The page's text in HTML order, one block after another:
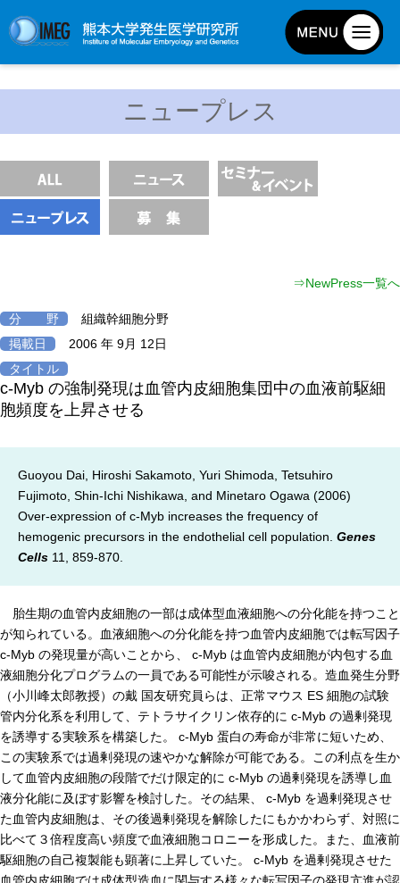
基本目標と基本方針
発生研の歴史
研究不正防止対策
災害対策
男女共同参画事業
研究分野紹介
ゲノム神経学分野
細胞医学分野
損傷修復分野
多能性幹細胞分野
組織幹細胞分野
幹細胞誘導分野
胎盤発生分野
脳発生分野
腎臓発生分野
生殖発生分野
ニュープレス
⇒NewPress一覧へ
分 野
組織幹細胞分野
掲載日
2006 年 9月 12日
タイトル
c-Myb の強制発現は血管内皮細胞集団中の血液前駆細
胞頻度を上昇させる
Guoyou Dai, Hiroshi Sakamoto, Yuri Shimoda, Tetsuhiro
Fujimoto, Shin-Ichi Nishikawa, and Minetaro Ogawa (2006)
Over-expression of c-Myb increases the frequency of
hemogenic precursors in the endothelial cell population. Genes
Cells 11, 859-870.
胎生期の血管内皮細胞の一部は成体型血液細胞への分化能を持つこと
が知られている。血液細胞への分化能を持つ血管内皮細胞では転写因子
c-Myb の発現量が高いことから、 c-Myb は血管内皮細胞が内包する血
液細胞分化プログラムの一員である可能性が示唆される。造血発生分野
（小川峰太郎教授）の戴 国友研究員らは、正常マウス ES 細胞の試験
管内分化系を利用して、テトラサイクリン依存的に c-Myb の過剰発現
を誘導する実験系を構築した。 c-Myb 蛋白の寿命が非常に短いため、
この実験系では過剰発現の速やかな解除が可能である。この利点を生か
して血管内皮細胞の段階でだけ限定的に c-Myb の過剰発現を誘導し血
液分化能に及ぼす影響を検討した。その結果、 c-Myb を過剰発現させ
た血管内皮細胞は、その後過剰発現を解除したにもかかわらず、対照に
比べて３倍程度高い頻度で血液細胞コロニーを形成した。また、血液前
駆細胞の自己複製能も顕著に上昇していた。 c-Myb を過剰発現させた